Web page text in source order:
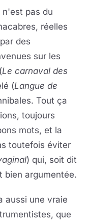
n'est pas du
réelles
des
sur les
Le carnaval des
(Langue de
Tout ça
toujours
mots, et la
toutefois éviter
) qui, soit dit
bien argumentée.
aussi une vraie
que